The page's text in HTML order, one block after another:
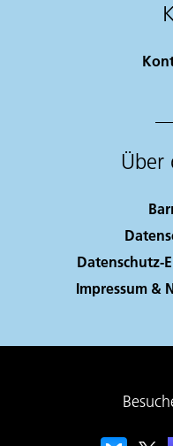
Über
Datenschutz-
Impressum &